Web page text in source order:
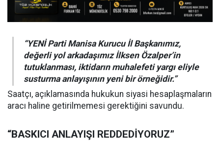
“YENİ Parti Manisa Kurucu İl Başkanımız,
değerli yol arkadaşımız İlksen Özalper’in
tutuklanması, iktidarın muhalefeti yargı eliyle
susturma anlayışının yeni bir örneğidir.”
Saatçı, açıklamasında hukukun siyasi hesaplaşmaların
aracı haline getirilmemesi gerektiğini savundu.
“BASKICI ANLAYIŞI REDDEDİYORUZ”